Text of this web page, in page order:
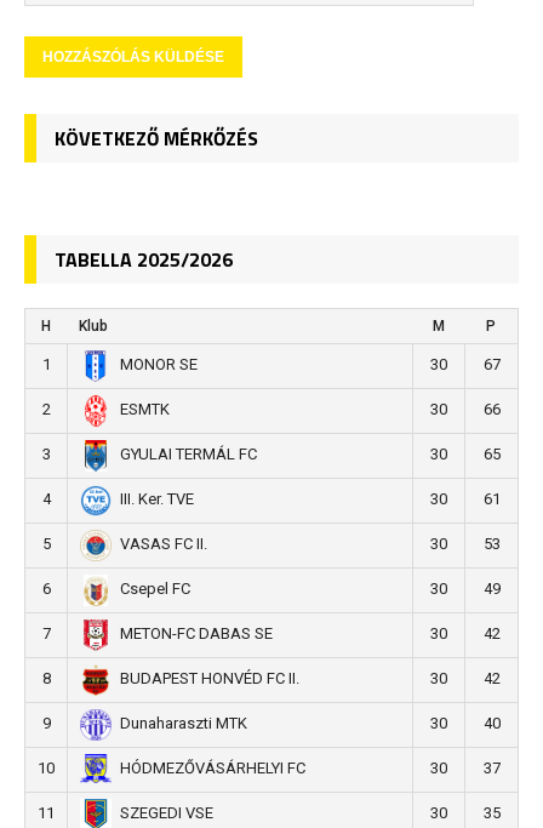
KÖVETKEZŐ MÉRKŐZÉS
TABELLA 2025/2026
H Klub M P
1 MONOR SE 30 67
2 ESMTK 30 66
3 GYULAI TERMÁL FC 30 65
4 III. Ker. TVE 30 61
5 VASAS FC II. 30 53
6 Csepel FC 30 49
7 METON-FC DABAS SE 30 42
8 BUDAPEST HONVÉD FC II. 30 42
9 Dunaharaszti MTK 30 40
10 HÓDMEZŐVÁSÁRHELYI FC 30 37
11 SZEGEDI VSE 30 35